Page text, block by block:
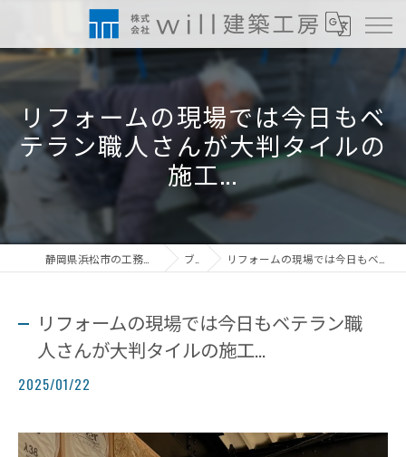
リフォームの現場では今日もベ
テラン職人さんが大判タイルの
施工...
ブログ リフォームの現場では今日もベテラン職人さんが大判タイルの施工...
リフォームの現場では今日もベテラン職
人さんが大判タイルの施工...
2025/01/22